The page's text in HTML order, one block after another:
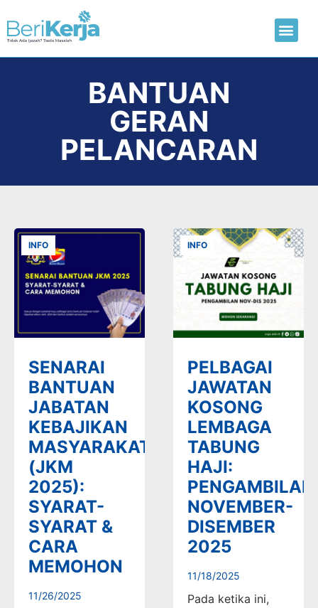
BANTUAN
GERAN
PELANCARAN
INFO
SENARAI
BANTUAN
JABATAN
KEBAJIKAN
MASYARAKAT
(JKM
2025):
SYARAT-
SYARAT &
CARA
MEMOHON
11/26/2025
INFO
PELBAGAI
JAWATAN
KOSONG
LEMBAGA
TABUNG
HAJI:
PENGAMBILAN
NOVEMBER-
DISEMBER
2025
11/18/2025
Pada ketika ini,